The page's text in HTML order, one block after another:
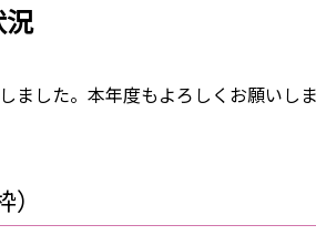
ました。本年度もよろしくお願いし